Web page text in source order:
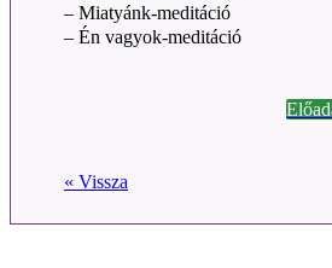
– Miatyánk-meditáció
– Én vagyok-meditáció
« Vissza